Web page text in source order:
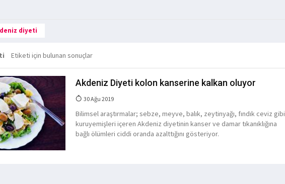
diyeti
Etiketi için bulunan sonuçlar
Akdeniz Diyeti kolon kanserine kalkan oluyor
30 Ağu 2019
Bilimsel araştırmalar; sebze, meyve, balık, zeytinyağı, fındık ceviz gibi
kuruyemişleri içeren Akdeniz diyetinin kanser ve damar tıkanıklığına
bağlı ölümleri ciddi oranda azalttığını gösteriyor.